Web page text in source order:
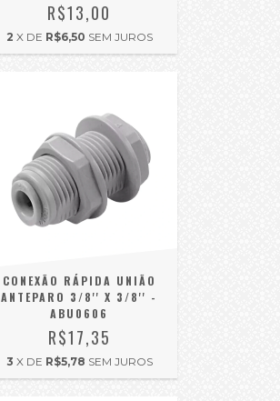
R$13,00
2 X DE R$6,50 SEM JUROS
CONEXÃO RÁPIDA UNIÃO
ANTEPARO 3/8'' X 3/8'' -
ABU0606
R$17,35
3 X DE R$5,78 SEM JUROS